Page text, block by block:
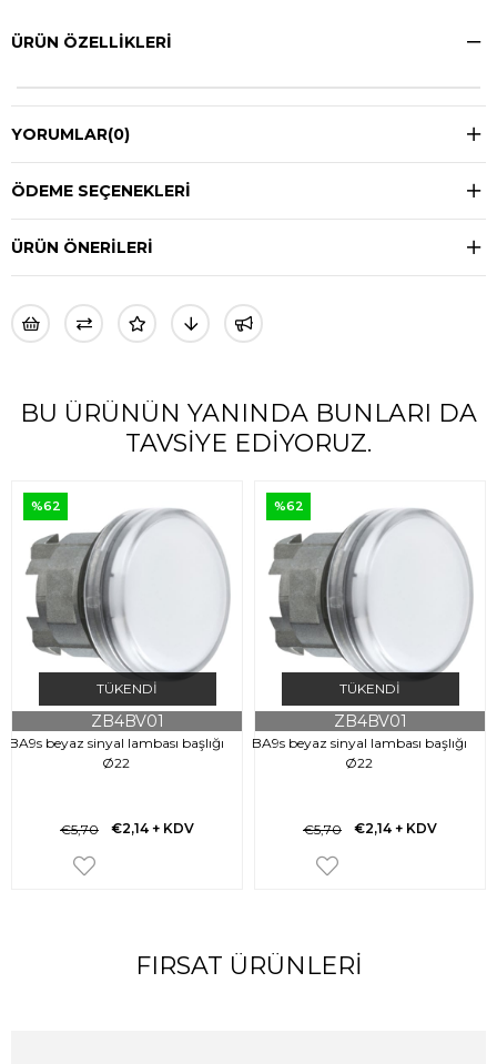
ÜRÜN ÖZELLIKLERI
YORUMLAR(0)
ÖDEME SEÇENEKLERI
ÜRÜN ÖNERILERI
BU ÜRÜNÜN YANINDA BUNLARI DA
TAVSIYE EDIYORUZ.
TÜKENDI
BA9s beyaz sinyal lambası başlığı
Ø22
ZB4BV01
€2,14 + KDV
€5,70
%62
TÜKENDI
BA9s beyaz sinyal lambası başlığı
Ø22
ZB4BV01
€2,14 + KDV
€5,70
%62
FIRSAT ÜRÜNLERI